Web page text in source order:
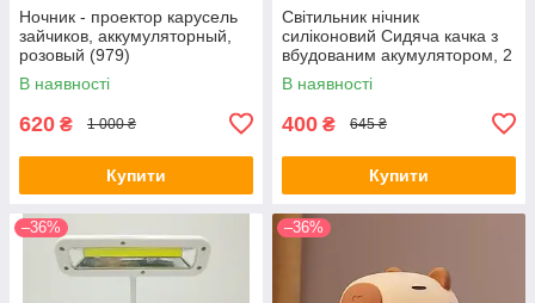
Ночник - проектор карусель
зайчиков, аккумуляторный,
розовый (979)
В наявності
620 ₴ 1 000 ₴
Купити
Світильник нічник
силіконовий Сидяча качка з
вбудованим акумулятором, 2
режими свічення та таймер
(00-0001278)
В наявності
400 ₴ 645 ₴
Купити
–36% –36%